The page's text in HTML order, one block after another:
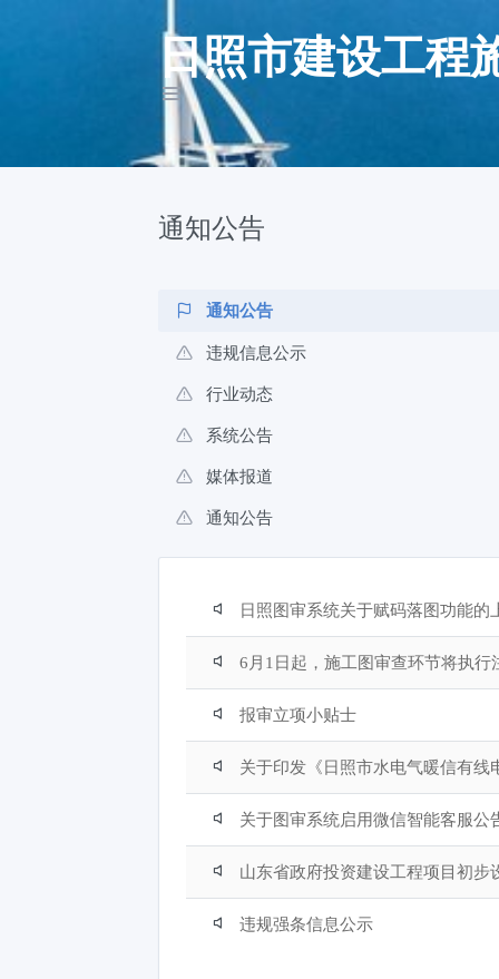
日照市建设工程
通知公告
通知公告
违规信息公示
行业动态
系统公告
媒体报道
通知公告
日照图审系统关于赋码落图功能的
6月1日起，施工图审查环节将执
报审立项小贴士
关于印发《日照市水电气暖信有
关于图审系统启用微信智能客服公
山东省政府投资建设工程项目初步
违规强条信息公示